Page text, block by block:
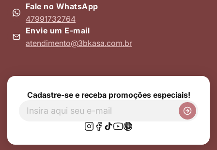
Fale no WhatsApp
47991732764
Envie um E-mail
atendimento@3bkasa.com.br
Cadastre-se e receba promoções especiais!